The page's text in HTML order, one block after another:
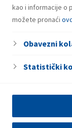
kao i informacije o
možete pronaći
Obavezni
Statistički